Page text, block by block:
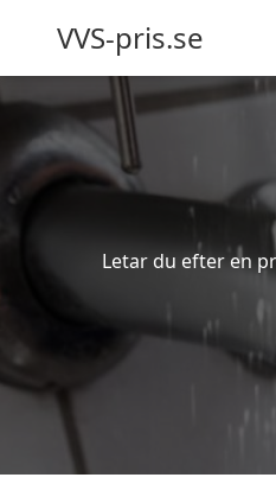
VVS-pris.se
Letar du efter en